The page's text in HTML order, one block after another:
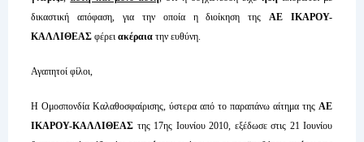
δικαστική απόφαση, για την οποία η διοίκηση της ΑΕ ΙΚΑΡΟΥ-
ΚΑΛΛΙΘΕΑΣ φέρειακέραιατην ευθύνη.
Αγαπητοί φίλοι,
Η Ομοσπονδία Καλαθοσφαίρισης, ύστερα από το παραπάνω αίτημα τηςΑΕ
ΙΚΑΡΟΥ-ΚΑΛΛΙΘΕΑΣ της 17ης Ιουνίου 2010, εξέδωσε στις 21 Ιουνίου